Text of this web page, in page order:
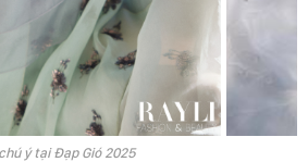
ý tại Đạp Gió 2025